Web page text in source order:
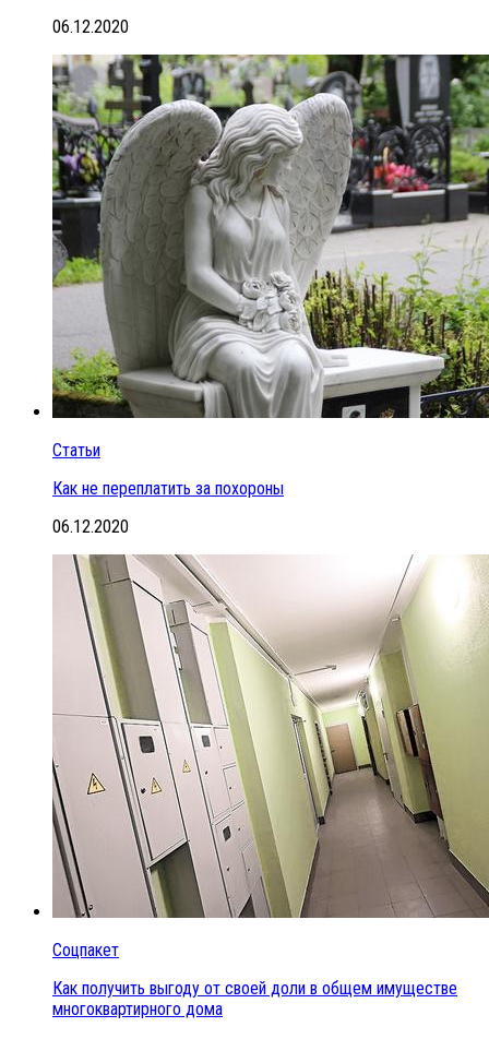
06.12.2020
Статьи
Как не переплатить за похороны
06.12.2020
Соцпакет
Как получить выгоду от своей доли в общем имуществе
многоквартирного дома